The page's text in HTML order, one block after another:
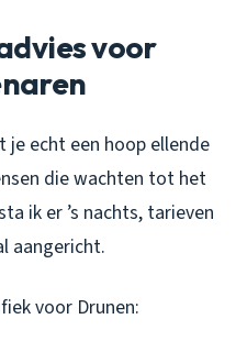
voor
je echt een hoop ellende
die wachten tot het
ik er ’s nachts, tarieven
aangericht.
voor Drunen: